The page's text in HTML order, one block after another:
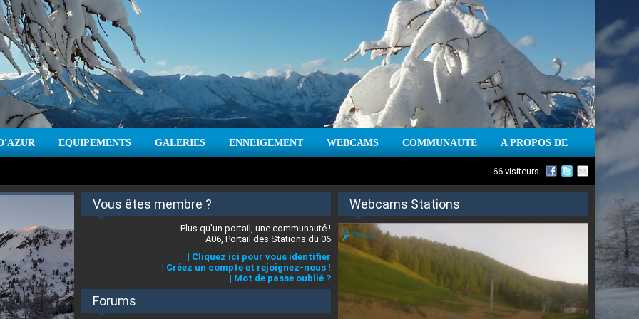
EQUIPEMENTS GALERIES ENNEIGEMENT WEBCAMS COMMUNAUTE A PROPOS DE
°C |Prévisions météo pour les jours à venir
des Alpes-Maritimes
66 visiteurs
Vous êtes membre ?
Plus qu'un portail, une communauté !
A06, Portail des Stations du 06
| Cliquez ici pour vous identifier
| Créez un compte et rejoignez-nous !
| Mot de passe oublié ?
Forums
Webcams Stations